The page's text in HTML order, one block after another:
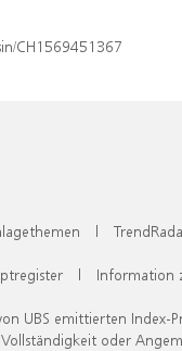
CH1569451367
|
| Information
UBS emittierten
oder